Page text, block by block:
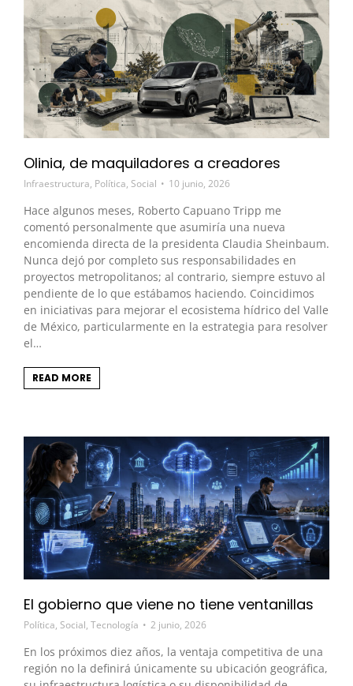
Olinia, de maquiladores a creadores
Infraestructura, Política, Social 10 junio, 2026
Hace algunos meses, Roberto Capuano Tripp me
comentó personalmente que asumiría una nueva
encomienda directa de la presidenta Claudia Sheinbaum.
Nunca dejó por completo sus responsabilidades en
proyectos metropolitanos; al contrario, siempre estuvo al
pendiente de lo que estábamos haciendo. Coincidimos
en iniciativas para mejorar el ecosistema hídrico del Valle
de México, particularmente en la estrategia para resolver
el…
READ MORE
El gobierno que viene no tiene ventanillas
Política, Social, Tecnología 2 junio, 2026
En los próximos diez años, la ventaja competitiva de una
región no la definirá únicamente su ubicación geográfica,